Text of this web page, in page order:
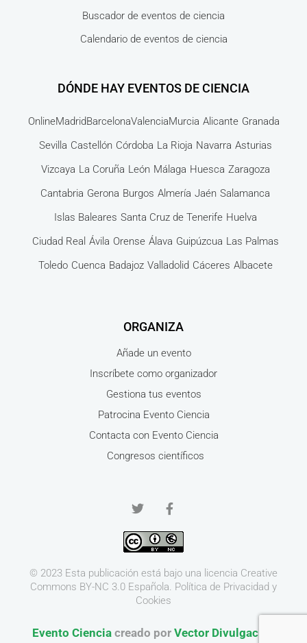
Buscador de eventos de ciencia
Calendario de eventos de ciencia
DÓNDE HAY EVENTOS DE CIENCIA
OnlineMadridBarcelonaValenciaMurcia Alicante Granada
Sevilla Castellón Córdoba La Rioja Navarra Asturias
Vizcaya La Coruña León Málaga Huesca Zaragoza
Cantabria Gerona Burgos Almería Jaén Salamanca
Islas Baleares Santa Cruz de Tenerife Huelva
Ciudad Real Ávila Orense Álava Guipúzcua Las Palmas
Toledo Cuenca Badajoz Valladolid Cáceres Albacete
ORGANIZA
Añade un evento
Inscríbete como organizador
Gestiona tus eventos
Patrocina Evento Ciencia
Contacta con Evento Ciencia
Congresos científicos
© 2023 Esta publicación está bajo una licencia Creative
Commons BY-NC 3.0 Española. Política de Privacidad y
Cookies
Evento Cienciacreado por Vector Divulgación